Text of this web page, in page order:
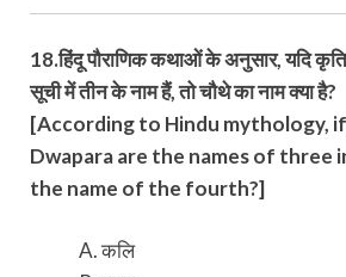
18.हिंदू पौराणिक कथाओं के अनुसार, यदि
सूची में तीन के नाम हैं, तो चौथे का नाम क्या है?
[According to Hindu mythology,
Dwapara are the names of three
the name of the fourth?]
कलि